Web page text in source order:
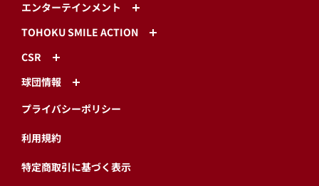
エンターテインメント
TOHOKU SMILE ACTION
CSR
球団情報
プライバシーポリシー
利用規約
特定商取引に基づく表示